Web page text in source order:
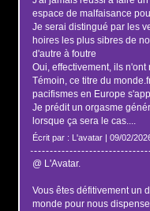
espace de malfaisance
Je serai distingué par les
hoires les plus sibres de
d'autre à foutre
Oui, effectivement, ils n'ont
Témoin, ce titre du
pacifismes en Europe
Je prédit un orgasme
lorsque ça sera le cas....
Écrit par : L'avatar | 09/02/
@ L'Avatar.
Vous êtes défitivement un
monde pour nous